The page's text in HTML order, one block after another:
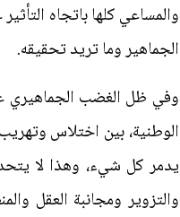
والمساعي كلها باتجاه
الجماهير وما تريد تحقيقه.
وفي ظل الغضب الجماهيري
الوطنية، بين اختلاس
يدمر كل شيء، وهذا لا
والتزوير ومجانبة العقل